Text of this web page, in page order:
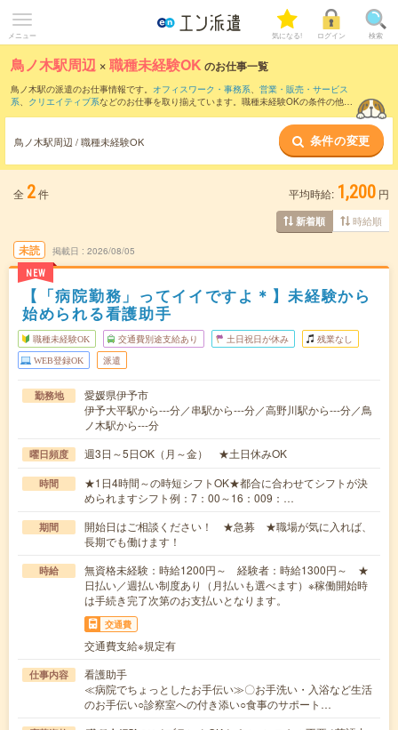
メニュー 気になる! ログイン 検索
鳥ノ木駅周辺 ×職種未経験OK のお仕事一覧
鳥ノ木駅の派遣のお仕事情報です。 オフィスワーク・事務系、 営業・販売・サービス
系、 クリエイティブ系などのお仕事を取り揃えています。職種未経験OKの条件の他
鳥ノ木駅周辺 / 職種未経験OK 条件の変更
全 2件 平均時給: 1,200 円
新着順 時給順
未読
NEW
掲載日 2026/08/05
【「病院勤務」ってイイですよ＊】未経験から
始められる看護助手
職種未経験OK 交通費別途支給あり 土日祝日が休み 残業なし
WEB登録OK 派遣
勤務地
愛媛県伊予市
伊予大平駅から---分／串駅から---分／高野川駅から---分／鳥
ノ木駅から---分
曜日頻度 週3日～5日OK（月～金） ★土日休みOK
時間
★1日4時間～の時短シフトOK★都合に合わせてシフトが決
められますシフト例：7：00～16：009：…
期間
開始日はご相談ください！ ★急募 ★職場が気に入れば、
長期でも働けます！
時給
無資格未経験：時給1200円～ 経験者：時給1300円～ ★
日払い／週払い制度あり（月払いも選べます）※稼働開始時
は手続き完了次第のお支払いとなります。
交通費
交通費支給※規定有
仕事内容
看護助手
≪病院でちょっとしたお手伝い≫〇お手洗い・入浴など生活
のお手伝い○診察室への付き添い○食事のサポート…